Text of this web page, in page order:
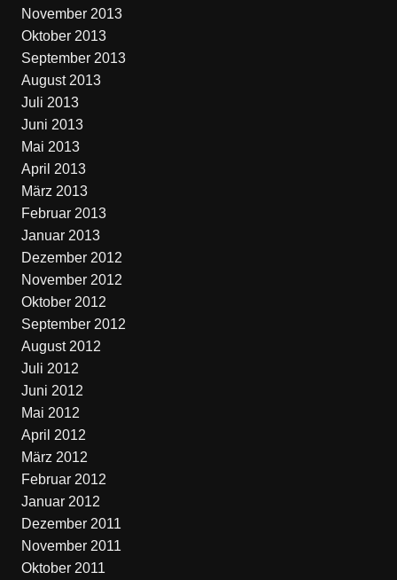
November 2013
Oktober 2013
September 2013
August 2013
Juli 2013
Juni 2013
Mai 2013
April 2013
März 2013
Februar 2013
Januar 2013
Dezember 2012
November 2012
Oktober 2012
September 2012
August 2012
Juli 2012
Juni 2012
Mai 2012
April 2012
März 2012
Februar 2012
Januar 2012
Dezember 2011
November 2011
Oktober 2011